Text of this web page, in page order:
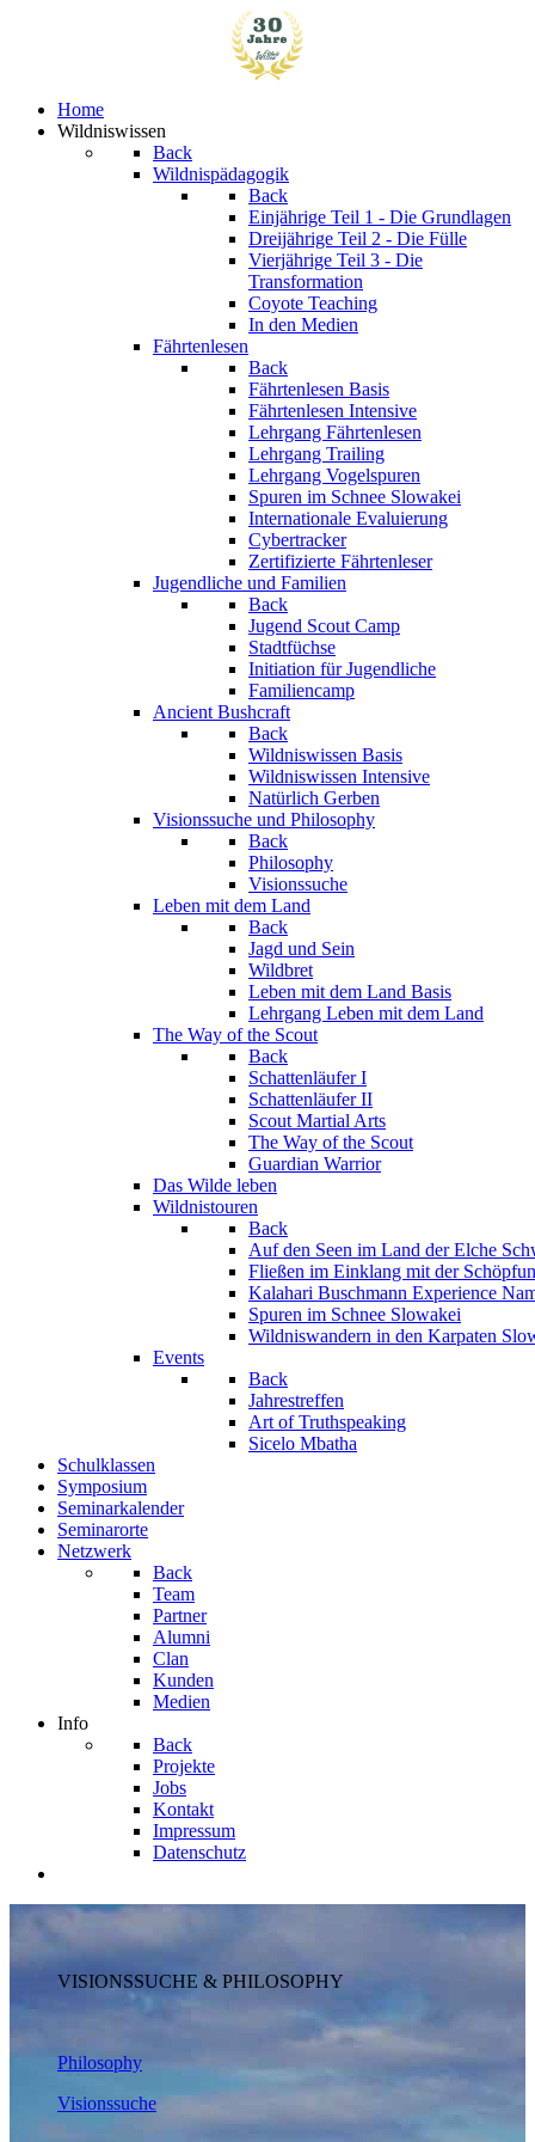
Home
Wildniswissen
Back
Wildnispädagogik
Back
Einjährige Teil 1 - Die Grundlagen
Dreijährige Teil 2 - Die Fülle
Vierjährige Teil 3 - Die
Transformation
Coyote Teaching
In den Medien
Fährtenlesen
Back
Fährtenlesen Basis
Fährtenlesen Intensive
Lehrgang Fährtenlesen
Lehrgang Trailing
Lehrgang Vogelspuren
Spuren im Schnee Slowakei
Internationale Evaluierung
Cybertracker
Zertifizierte Fährtenleser
Jugendliche und Familien
Back
Jugend Scout Camp
Stadtfüchse
Initiation für Jugendliche
Familiencamp
Ancient Bushcraft
Back
Wildniswissen Basis
Wildniswissen Intensive
Natürlich Gerben
Visionssuche und Philosophy
Back
Philosophy
Visionssuche
Leben mit dem Land
Back
Jagd und Sein
Wildbret
Leben mit dem Land Basis
Lehrgang Leben mit dem Land
The Way of the Scout
Back
Schattenläufer I
Schattenläufer II
Scout Martial Arts
The Way of the Scout
Guardian Warrior
Das Wilde leben
Wildnistouren
Back
Auf den Seen im Land der Elche
Fließen im Einklang mit der
Kalahari Buschmann Experience
Spuren im Schnee Slowakei
Wildniswandern in den Karpaten
Events
Back
Jahrestreffen
Art of Truthspeaking
Sicelo Mbatha
Schulklassen
Symposium
Seminarkalender
Seminarorte
Netzwerk
Back
Team
Partner
Alumni
Clan
Kunden
Medien
Info
Back
Projekte
Jobs
Kontakt
Impressum
Datenschutz
VISIONSSUCHE & PHILOSOPHY
Philosophy
Visionssuche